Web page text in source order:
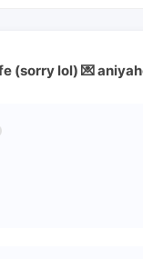
(sorry lol) 💌